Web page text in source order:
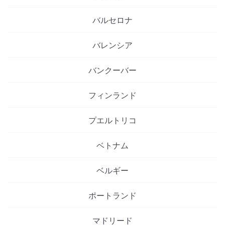
バルセロナ
バレンシア
バンクーバー
フィンランド
プエルトリコ
ベトナム
ベルギー
ポートランド
マドリード